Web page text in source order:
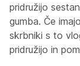
pridružijo
gumba. Če
skrbniki s to
pridružijo in